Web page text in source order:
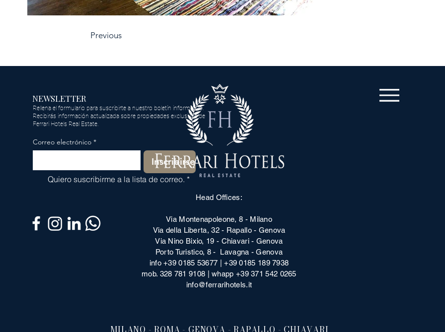
Previous
NEWSLETTER
Rellena el formulario para suscribirte a nuestro boletín informativo.
Recibirás información actualizada sobre propiedades exclusivas de
Ferrari Hotels Real Estate.
Correo electrónico *
Inscribirse
Quiero suscribirme a la lista de correo. *
Head Offices:
Via Montenapoleone, 8 - Milano
Via della Liberta, 32 - Rapallo - Genova
Via Nino Bixio, 19 - Chiavari - Genova
Porto Turistico, 8 - Lavagna - Genova
info +39 0185 53677 | +39 0185 189 7938
mob. 328 781 9108 | whapp +39 371 542 0265
info@ferrarihotels.it